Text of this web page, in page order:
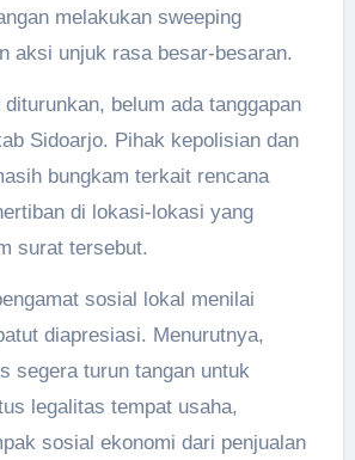
melakukan sweeping
aksi unjuk rasa besar-besaran.
belum ada tanggapan
Sidoarjo. Pihak kepolisian dan
bungkam terkait rencana
di lokasi-lokasi yang
surat tersebut.
sosial lokal menilai
diapresiasi. Menurutnya,
segera turun tangan untuk
legalitas tempat usaha,
sosial ekonomi dari penjualan